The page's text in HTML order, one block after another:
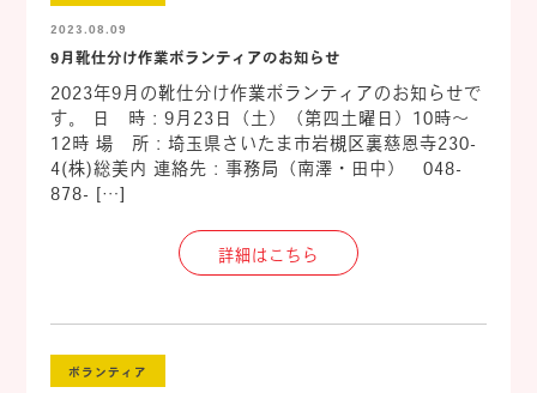
2023.08.09
9月靴仕分け作業ボランティアのお知らせ
2023年9月の靴仕分け作業ボランティアのお知らせで
す。 日 時：9月23日（土）（第四土曜日）10時～
12時 場 所：埼玉県さいたま市岩槻区裏慈恩寺230-
4(株)総美内 連絡先：事務局（南澤・田中） 048-
878- […]
詳細はこちら
ボランティア